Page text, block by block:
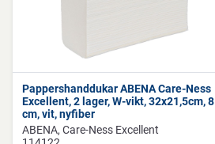
Pappershanddukar ABENA Care-Ness
Excellent, 2 lager, W-vikt, 32x21,5cm, 8
cm, vit, nyfiber
ABENA Care-Ness Excellent